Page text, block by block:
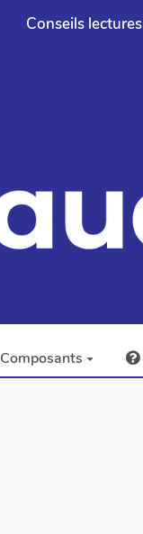
Conseils lectures
Composants